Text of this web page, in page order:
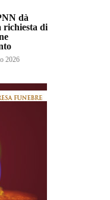
dà
richiesta di
2026